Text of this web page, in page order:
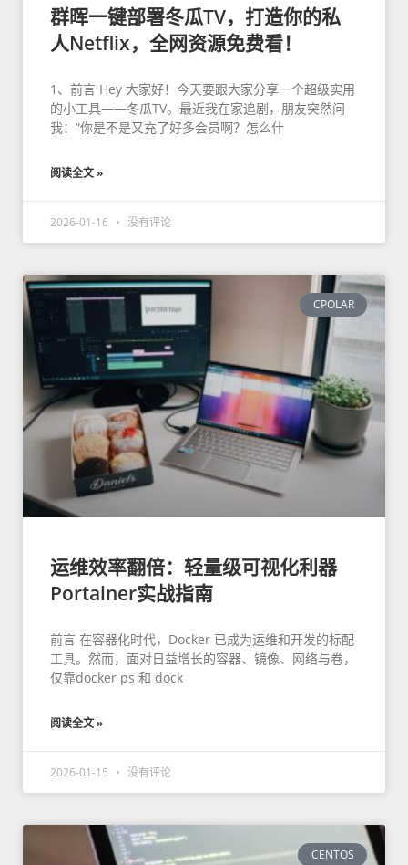
群晖一键部署冬瓜TV，打造你的私
人Netflix，全网资源免费看！
1、前言 Hey 大家好！今天要跟大家分享一个超级实用
的小工具——冬瓜TV。最近我在家追剧，朋友突然问
我：“你是不是又充了好多会员啊？怎么什
阅读全文 »
2026-01-16 没有评论
CPOLAR
运维效率翻倍：轻量级可视化利器
Portainer实战指南
前言 在容器化时代，Docker 已成为运维和开发的标配
工具。然而，面对日益增长的容器、镜像、网络与卷，
仅靠docker ps 和 dock
阅读全文 »
2026-01-15 没有评论
CENTOS